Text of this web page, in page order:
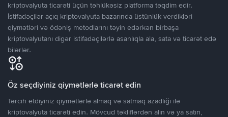
kriptovalyuta ticarəti üçün təhlükəsiz platforma təqdim edir.
İstifadəçilər açıq kriptovalyuta bazarında üstünlük verdikləri
qiymətləri və ödəniş metodlarını təyin edərkən birbaşa
kriptovalyutanı digər istifadəçilərlə asanlıqla ala, sata və ticarət edə
bilərlər.
Öz seçdiyiniz qiymətlərlə ticarət edin
Tərcih etdiyiniz qiymətlərlə almaq və satmaq azadlığı ilə
kriptovalyuta ticarəti edin. Mövcud təkliflərdən alın və ya satın,